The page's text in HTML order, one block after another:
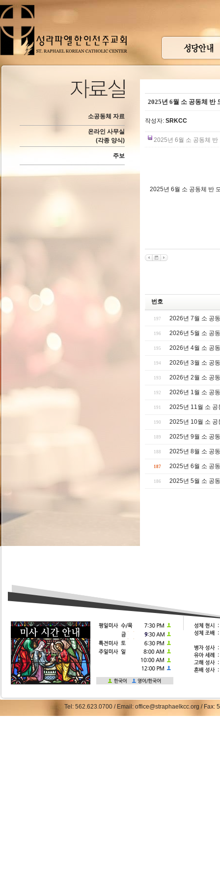
소공동체 자료
온라인 사무실
(각종 양식)
주보
2025년 6월 소 공동체 반
작성자: SRKCC
2025년 6월 소 공동체
2025년 6월 소 공동체 반
번호
197 2026년 7월 소 공
196 2026년 5월 소 공
195 2026년 4월 소 공
194 2026년 3월 소 공
193 2026년 2월 소 공
192 2026년 1월 소 공
191 2025년 11월 소 공
190 2025년 10월 소 공
189 2025년 9월 소 공
188 2025년 8월 소 공
187 2025년 6월 소 공
186 2025년 5월 소 공
Tel: 562.623.0700 / Email: office@straphaelkcc.org /